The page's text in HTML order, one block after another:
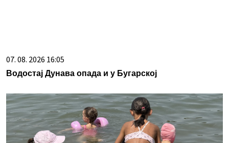
07. 08. 2026 16:05
Водостај Дунава опада и у Бугарској